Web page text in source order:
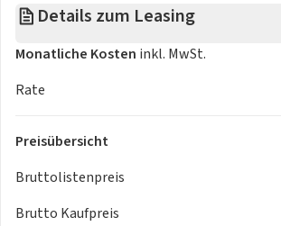
- Abbiegeassistent
- Airbag Fahrer und Beifahrer
- Antischlupfregelung (ASR)
- Einparkhilfe plus
- ESP
- Fußgängererkennung
Details zum Leasing
Monatliche Kosten inkl. MwSt.
Rate
Preisübersicht
Bruttolistenpreis
Brutto Kaufpreis